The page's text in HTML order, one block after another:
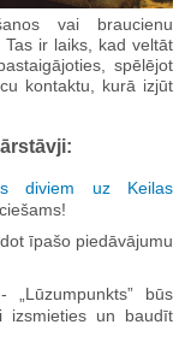
vai braucienu
ir laiks, kad veltāt
spēlējot
kontaktu, kurā izjūt
diviem uz Keilas
īpašo piedāvājumu
- „Lūzumpunkts” būs
izsmieties un baudīt